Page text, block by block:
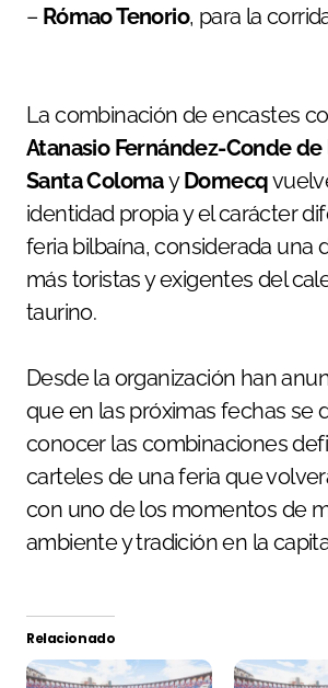
– Rómao Tenorio, para la
La combinación de encastes
Atanasio Fernández-Conde de
Santa ColomayDomecq
identidad propia y el carácter
feria bilbaína, considerada una
más toristas y exigentes del
taurino.
Desde la organización han
que en las próximas fechas se
conocer las combinaciones
carteles de una feria que
con uno de los momentos de
ambiente y tradición en la
Relacionado